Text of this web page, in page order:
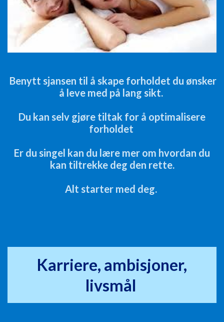
Benytt sjansen til å skape forholdet du ønsker
å leve med på lang sikt.
Du kan selv gjøre tiltak for å optimalisere
forholdet
Er du singel kan du lære mer om hvordan du
kan tiltrekke deg den rette.
Alt starter med deg.
Karriere, ambisjoner,
livsmål